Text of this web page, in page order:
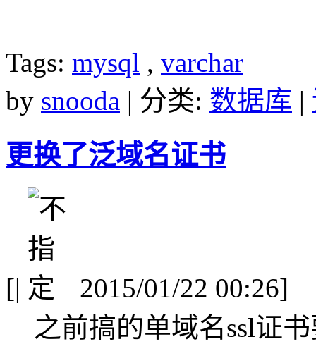
Tags: mysql , varchar
by snooda | 分类: 数据库 |
更换了泛域名证书
[|
2015/01/22 00:26]
之前搞的单域名ssl证